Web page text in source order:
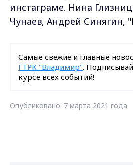
инстаграме. Нина
Чунаев, Андрей Синягин,
Самые свежие и главные
ГТРК "Владимир".
курсе всех событий!
Опубликовано: 7 марта 2021 года